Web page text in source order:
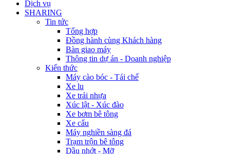
Dịch vụ
SHARING
Tin tức
Tổng hợp
Đồng hành cùng Khách hàng
Bàn giao máy
Thông tin dự án - Doanh nghiệp
Kiến thức
Máy cào bóc - Tái chế
Xe lu
Xe trải nhựa
Xúc lật - Xúc đào
Xe bơm bê tông
Xe cẩu
Máy nghiền sàng đá
Trạm trộn bê tông
Dầu nhớt - Mỡ